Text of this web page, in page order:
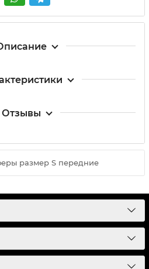
Отзывы
размер S передние